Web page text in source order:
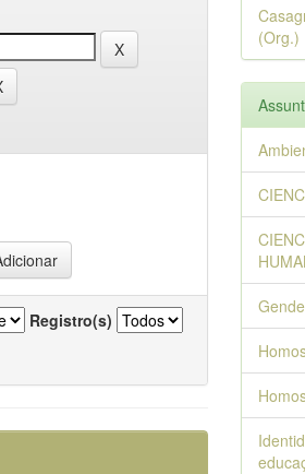
Registro(s)
(Org.)